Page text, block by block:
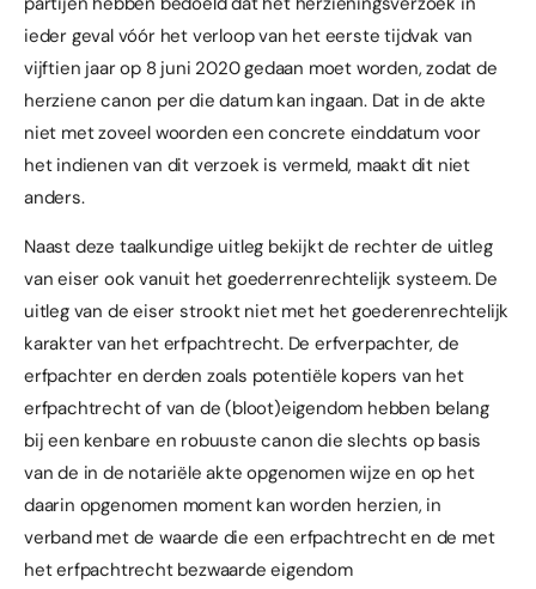
ieder geval vóór het verloop van het eerste tijdvak van
vijftien jaar op 8 juni 2020 gedaan moet worden, zodat de
herziene canon per die datum kan ingaan. Dat in de akte
niet met zoveel woorden een concrete einddatum voor
het indienen van dit verzoek is vermeld, maakt dit niet
anders.
Naast deze taalkundige uitleg bekijkt de rechter de uitleg
van eiser ook vanuit het goederrenrechtelijk systeem. De
uitleg van de eiser strookt niet met het goederenrechtelijk
karakter van het erfpachtrecht. De erfverpachter, de
erfpachter en derden zoals potentiële kopers van het
erfpachtrecht of van de (bloot)eigendom hebben belang
bij een kenbare en robuuste canon die slechts op basis
van de in de notariële akte opgenomen wijze en op het
daarin opgenomen moment kan worden herzien, in
verband met de waarde die een erfpachtrecht en de met
het erfpachtrecht bezwaarde eigendom